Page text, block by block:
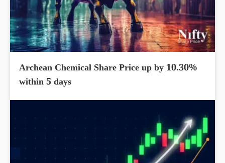
Archean Chemical Share Price up by 10.30%
within 5 days